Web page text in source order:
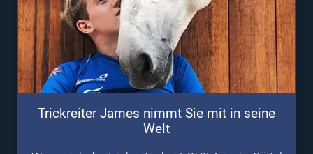
Trickreiter James nimmt Sie mit in seine
Welt